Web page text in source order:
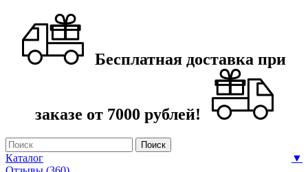
Бесплатная доставка при
заказе от 7000 рублей!
Каталог
▼